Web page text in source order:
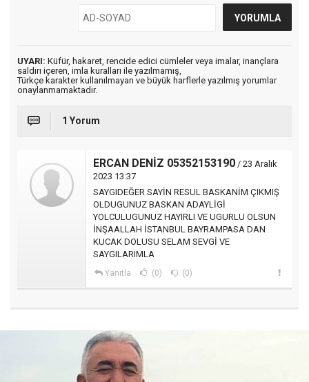
UYARI: Küfür, hakaret, rencide edici cümleler veya imalar, inançlara
saldırı içeren, imla kuralları ile yazılmamış,
Türkçe karakter kullanılmayan ve büyük harflerle yazılmış yorumlar
onaylanmamaktadır.
1 Yorum
ERCAN DENİZ 05352153190 / 23 Aralık
2023 13:37
SAYGIDEĞER SAYİN RESUL BASKANİM ÇIKMIŞ
OLDUGUNUZ BASKAN ADAYLİGİ
YOLCULUGUNUZ HAYIRLI VE UGURLU OLSUN
İNŞAALLAH İSTANBUL BAYRAMPASA DAN
KUCAK DOLUSU SELAM SEVGİ VE
SAYGILARIMLA
Yanıtla (0) (0)